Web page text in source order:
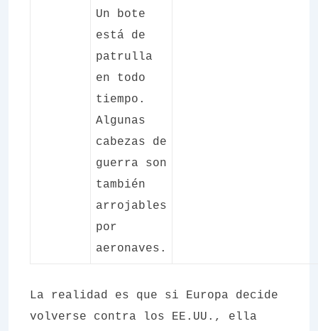
Un bote
está de
patrulla
en todo
tiempo.
Algunas
cabezas de
guerra son
también
arrojables
por
aeronaves.
La realidad es que si Europa decide
volverse contra los EE.UU., ella